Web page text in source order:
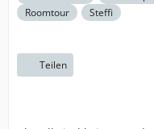
Roomtour
Steffi
Teilen